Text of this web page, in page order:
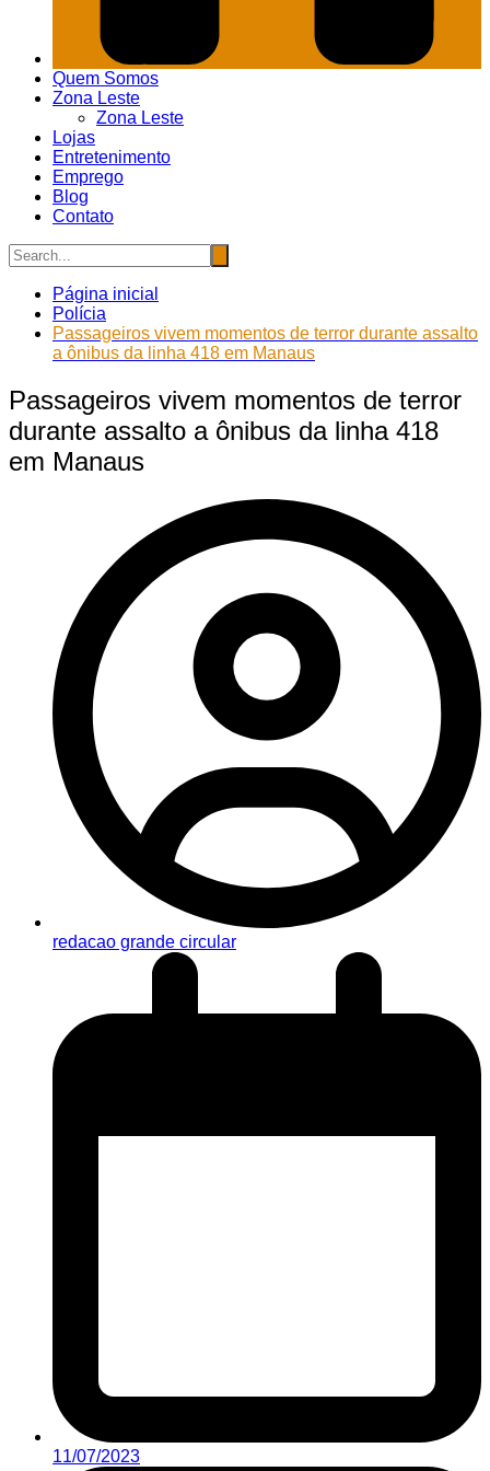
Quem Somos
Zona Leste
Zona Leste
Lojas
Entretenimento
Emprego
Blog
Contato
Página inicial
Polícia
Passageiros vivem momentos de terror durante assalto
a ônibus da linha 418 em Manaus
Passageiros vivem momentos de terror
durante assalto a ônibus da linha 418
em Manaus
redacao grande circular
11/07/2023